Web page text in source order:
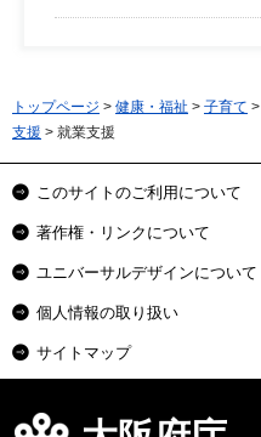
トップページ > 健康・福祉 > 子育て >
支援 > 就業支援
このサイトのご利用について
著作権・リンクについて
ユニバーサルデザインについて
個人情報の取り扱い
サイトマップ